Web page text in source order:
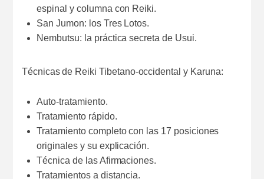
espinal y columna con Reiki.
San Jumon: los Tres Lotos.
Nembutsu: la práctica secreta de Usui.
Técnicas de Reiki Tibetano-occidental y Karuna:
Auto-tratamiento.
Tratamiento rápido.
Tratamiento completo con las 17 posiciones
originales y su explicación.
Técnica de las Afirmaciones.
Tratamientos a distancia.